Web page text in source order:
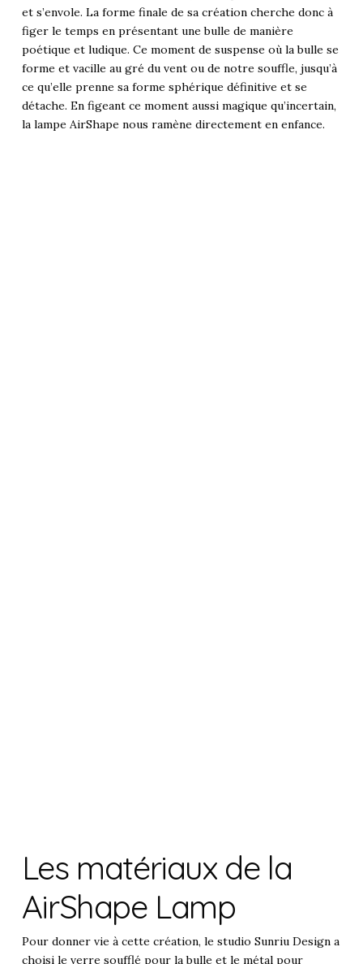
et s’envole. La forme finale de sa création cherche donc à
figer le temps en présentant une bulle de manière
poétique et ludique. Ce moment de suspense où la bulle se
forme et vacille au gré du vent ou de notre souffle, jusqu’à
ce qu’elle prenne sa forme sphérique définitive et se
détache. En figeant ce moment aussi magique qu’incertain,
la lampe AirShape nous ramène directement en enfance.
Les matériaux de la
AirShape Lamp
Pour donner vie à cette création, le studio Sunriu Design a
choisi le verre soufflé pour la bulle et le métal pour